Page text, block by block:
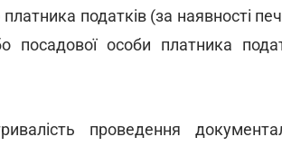
податків (за наявності
посадової особи платника
проведення